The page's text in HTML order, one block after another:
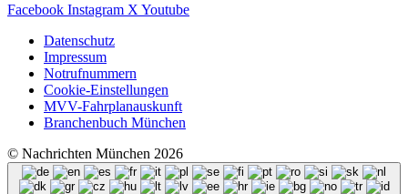
Facebook Instagram X Youtube
Datenschutz
Impressum
Notrufnummern
Cookie-Einstellungen
MVV-Fahrplanauskunft
Branchenbuch München
© Nachrichten München 2026